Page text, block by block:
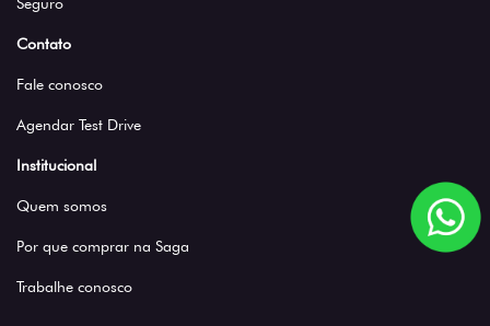
Contato
Fale conosco
Agendar Test Drive
Institucional
Quem somos
Por que comprar na Saga
Trabalhe conosco